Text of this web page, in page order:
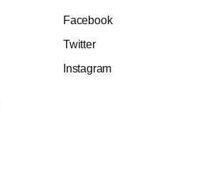
Facebook
Twitter
Instagram